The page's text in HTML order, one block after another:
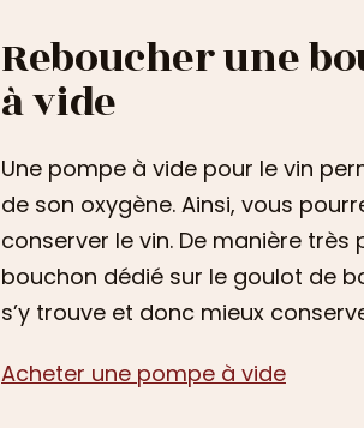
Reboucher une
à vide
Une pompe à vide pour le vin
de son oxygène. Ainsi, vous
conserver le vin. De manière
bouchon dédié sur le goulot de
s’y trouve et donc mieux
Acheter une pompe à vide